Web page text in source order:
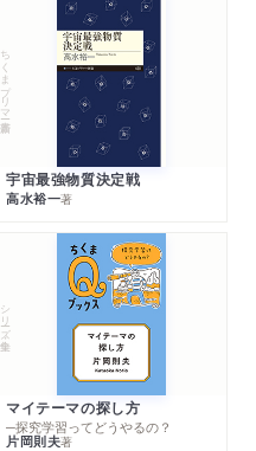
ちくまプリマー新書
宇宙最強物質決定戦
高水裕一著
シリーズ・全集
マイテーマの探し方
─探究学習ってどうやるの？
片岡則夫著